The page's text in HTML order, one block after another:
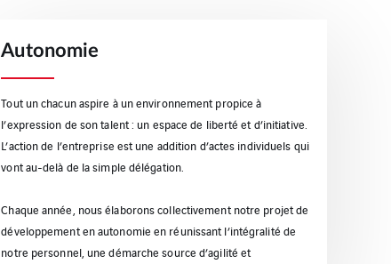
Autonomie
Tout un chacun aspire à un environnement propice à
l’expression de son talent : un espace de liberté et d’initiative.
L’action de l’entreprise est une addition d’actes individuels qui
vont au-delà de la simple délégation.
Chaque année, nous élaborons collectivement notre projet de
développement en autonomie en réunissant l’intégralité de
notre personnel, une démarche source d’agilité et